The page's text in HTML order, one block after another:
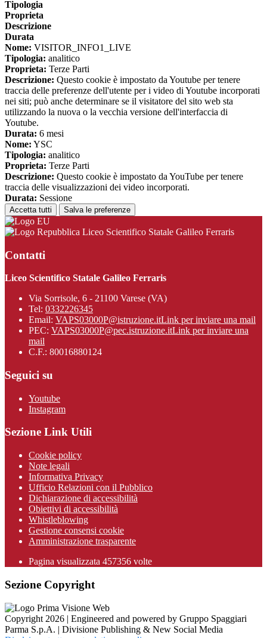
Tipologia
Proprieta
Descrizione
Durata
Nome: VISITOR_INFO1_LIVE
Tipologia: analitico
Proprieta: Terze Parti
Descrizione: Questo cookie è impostato da Youtube per tenere
traccia delle preferenze dell'utente per i video di Youtube incorporati
nei siti; può anche determinare se il visitatore del sito web sta
utilizzando la nuova o la vecchia versione dell'interfaccia di
Youtube.
Durata: 6 mesi
Nome: YSC
Tipologia: analitico
Proprieta: Terze Parti
Descrizione: Questo cookie è impostato da YouTube per tenere
traccia delle visualizzazioni dei video incorporati.
Durata: Sessione
Accetta tutti Salva le preferenze
Liceo Scientifico Statale Galileo Ferraris
Contatti
Liceo Scientifico Statale Galileo Ferraris
Via Sorrisole, 6 - 21100 Varese (VA)
Tel: 0332226345
Email: VAPS03000P@istruzione.itLink per inviare una mail
PEC: VAPS03000P@pec.istruzione.itLink per inviare una
mail
C.F.: 80016880124
Seguici su
Youtube
Instagram
Sezione Link Utili
Cookie policy
Note legali
Informativa Privacy
Ufficio Relazioni con il Pubblico
Dichiarazione di accessibilità
Obiettivi di accessibilità
Whistleblowing
Gestione consensi cookie
Amministrazione trasparente
Pagina visualizzata 457356 volte
Sezione Copyright
Copyright 2026 | Engineered and powered by Gruppo Spaggiari
Parma S.p.A. | Divisione Publishing & New Social Media